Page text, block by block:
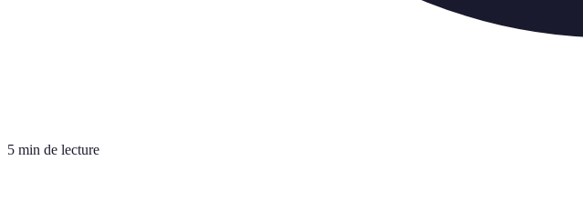
5 min de lecture